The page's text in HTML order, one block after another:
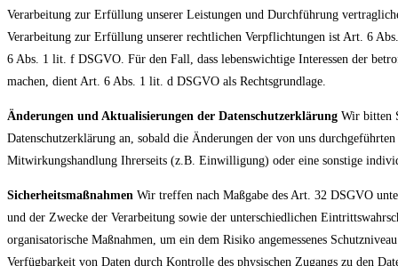
Verarbeitung zur Erfüllung unserer Leistungen und Durchführung
Verarbeitung zur Erfüllung unserer rechtlichen Verpflichtungen ist Art. 6
6 Abs. 1 lit. f DSGVO. Für den Fall, dass lebenswichtige Interessen der
machen, dient Art. 6 Abs. 1 lit. d DSGVO als Rechtsgrundlage.
Änderungen und Aktualisierungen der Datenschutzerklärung Wir bitten
Datenschutzerklärung an, sobald die Änderungen der von uns
Mitwirkungshandlung Ihrerseits (z.B. Einwilligung) oder eine sonstige
Sicherheitsmaßnahmen Wir treffen nach Maßgabe des Art. 32 DSGVO
und der Zwecke der Verarbeitung sowie der unterschiedlichen
organisatorische Maßnahmen, um ein dem Risiko angemessenes
Verfügbarkeit von Daten durch Kontrolle des physischen Zugangs zu den